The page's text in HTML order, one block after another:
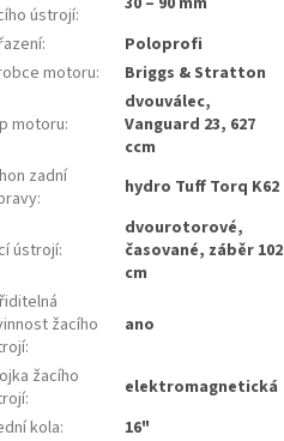
ústrojí:
:
Poloprofi
motoru: Briggs & Stratton
motoru:
dvouválec,
Vanguard 23, 627
ccm
zadní
: hydro Tuff Torq K62
ústrojí:
dvourotorové,
časované, záběr 102
cm
žacího
:
ano
žacího
:
elektromagnetická
kola:
16"